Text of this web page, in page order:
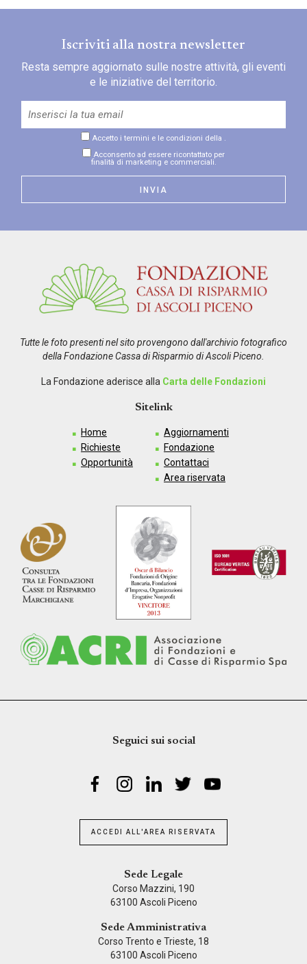
Iscriviti alla nostra newsletter
Resta sempre aggiornato sulle nostre attività, gli eventi
e le iniziative del territorio.
Accetto i termini e le condizioni della
Acconsento ad essere ricontattato per
finalità di marketing e commerciali.
Tutte le foto presenti nel sito provengono dall'archivio fotografico
della Fondazione Cassa di Risparmio di Ascoli Piceno.
La Fondazione aderisce alla Carta delle Fondazioni
Sitelink
Home
Richieste
Opportunità
Aggiornamenti
Fondazione
Contattaci
Area riservata
Seguici sui social
ACCEDI ALL'AREA RISERVATA
Sede Legale
Corso Mazzini, 190
63100 Ascoli Piceno
Sede Amministrativa
Corso Trento e Trieste, 18
63100 Ascoli Piceno